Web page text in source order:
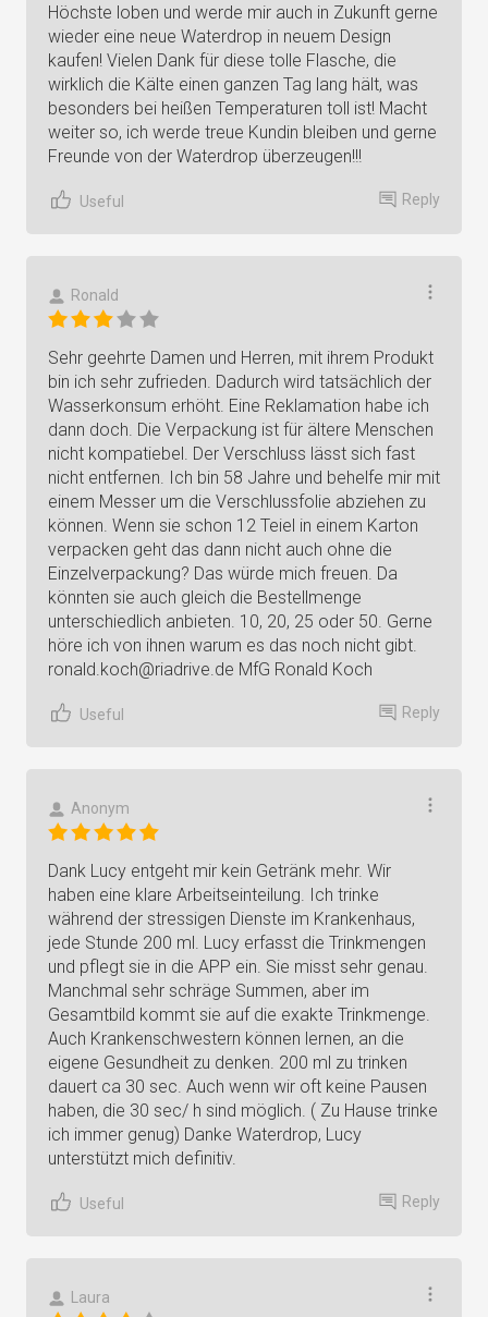
Höchste loben und werde mir auch in Zukunft gerne
wieder eine neue Waterdrop in neuem Design
kaufen! Vielen Dank für diese tolle Flasche, die
wirklich die Kälte einen ganzen Tag lang hält, was
besonders bei heißen Temperaturen toll ist! Macht
weiter so, ich werde treue Kundin bleiben und gerne
Freunde von der Waterdrop überzeugen!!!
Useful Reply
Ronald
Sehr geehrte Damen und Herren, mit ihrem Produkt
bin ich sehr zufrieden. Dadurch wird tatsächlich der
Wasserkonsum erhöht. Eine Reklamation habe ich
dann doch. Die Verpackung ist für ältere Menschen
nicht kompatiebel. Der Verschluss lässt sich fast
nicht entfernen. Ich bin 58 Jahre und behelfe mir mit
einem Messer um die Verschlussfolie abziehen zu
können. Wenn sie schon 12 Teiel in einem Karton
verpacken geht das dann nicht auch ohne die
Einzelverpackung? Das würde mich freuen. Da
könnten sie auch gleich die Bestellmenge
unterschiedlich anbieten. 10, 20, 25 oder 50. Gerne
höre ich von ihnen warum es das noch nicht gibt.
ronald.koch@riadrive.de MfG Ronald Koch
Useful Reply
Anonym
Dank Lucy entgeht mir kein Getränk mehr. Wir
haben eine klare Arbeitseinteilung. Ich trinke
während der stressigen Dienste im Krankenhaus,
jede Stunde 200 ml. Lucy erfasst die Trinkmengen
und pflegt sie in die APP ein. Sie misst sehr genau.
Manchmal sehr schräge Summen, aber im
Gesamtbild kommt sie auf die exakte Trinkmenge.
Auch Krankenschwestern können lernen, an die
eigene Gesundheit zu denken. 200 ml zu trinken
dauert ca 30 sec. Auch wenn wir oft keine Pausen
haben, die 30 sec/ h sind möglich. ( Zu Hause trinke
ich immer genug) Danke Waterdrop, Lucy
unterstützt mich definitiv.
Useful Reply
Laura